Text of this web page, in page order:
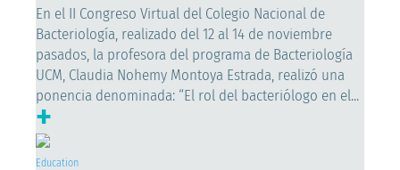
En el II Congreso Virtual del Colegio Nacional de
Bacteriología, realizado del 12 al 14 de noviembre
pasados, la profesora del programa de Bacteriología
UCM, Claudia Nohemy Montoya Estrada, realizó una
ponencia denominada: “El rol del bacteriólogo en el...
+
Education